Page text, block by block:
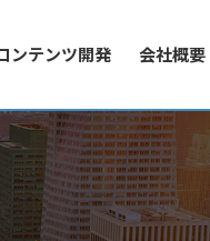
ンテンツ開発 会社概要